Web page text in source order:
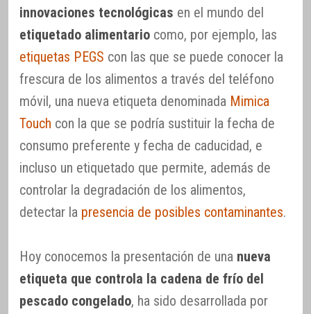
innovaciones tecnológicas en el mundo del
etiquetado alimentario como, por ejemplo, las
etiquetas PEGS con las que se puede conocer la
frescura de los alimentos a través del teléfono
móvil, una nueva etiqueta denominada Mimica
Touch con la que se podría sustituir la fecha de
consumo preferente y fecha de caducidad, e
incluso un etiquetado que permite, además de
controlar la degradación de los alimentos,
detectar la presencia de posibles contaminantes.
Hoy conocemos la presentación de una nueva
etiqueta que controla la cadena de frío del
pescado congelado, ha sido desarrollada por